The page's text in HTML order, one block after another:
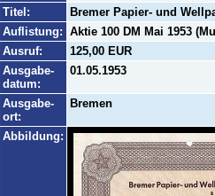
Titel:
Bremer Papier- und
Auflistung: Aktie 100 DM Mai 1953
Ausruf:
125,00 EUR
Ausgabe-
datum:
01.05.1953
Ausgabe-
ort:
Bremen
Abbildung: